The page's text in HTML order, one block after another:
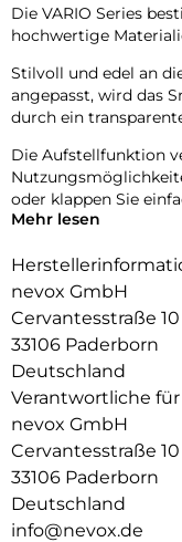
Die VARIO Series
hochwertige
Stilvoll und edel an
angepasst, wird das
durch ein
Die Aufstellfunktion
oder klappen Sie
Bedienung
ungewollt.
Beim Umklappen der
die Magneten auf der
somit ist ein
Mehr lesen
nevox GmbH
Cervantesstraße 10
33106 Paderborn
Deutschland
Verantwortliche für
nevox GmbH
Cervantesstraße 10
33106 Paderborn
Deutschland
info@nevox.de